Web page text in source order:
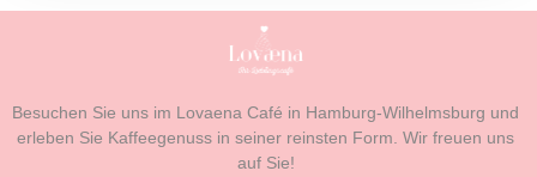
Besuchen Sie uns im Lovaena Café in Hamburg-Wilhelmsburg und
erleben Sie Kaffeegenuss in seiner reinsten Form. Wir freuen uns
auf Sie!